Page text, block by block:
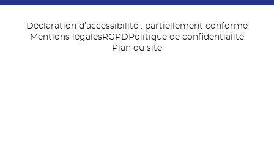
Déclaration d’accessibilité : partiellement conforme
Mentions légalesRGPD Politique de confidentialité
Plan du site